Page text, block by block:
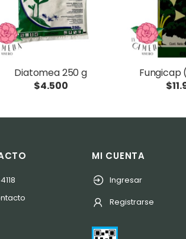
Diatomea 250 g
$4.500
Fungicap
MI CUENTA
Ingresar
Registrarse